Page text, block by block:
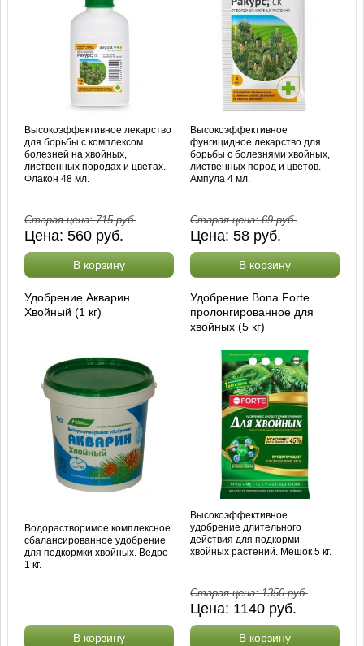
Высокоэффективное лекарство
для борьбы с комплексом
болезней на хвойных,
лиственных породах и цветах.
Флакон 48 мл.
Старая цена:715руб.
Цена:560 руб.
В корзину
Высокоэффективное
фунгицидное лекарство для
борьбы с болезнями хвойных,
лиственных пород и цветов.
Ампула 4 мл.
Старая цена:69руб.
Цена: 58 руб.
В корзину
Удобрение Акварин
Хвойный (1 кг)
Водорастворимое комплексное
сбалансированное удобрение
для подкормки хвойных. Ведро
1 кг.
В корзину
Удобрение Bona Forte
пролонгированное для
хвойных (5 кг)
Высокоэффективное
удобрение длительного
действия для подкорми
хвойных растений. Мешок 5 кг.
Старая цена:1350руб.
Цена: 1140 руб.
В корзину